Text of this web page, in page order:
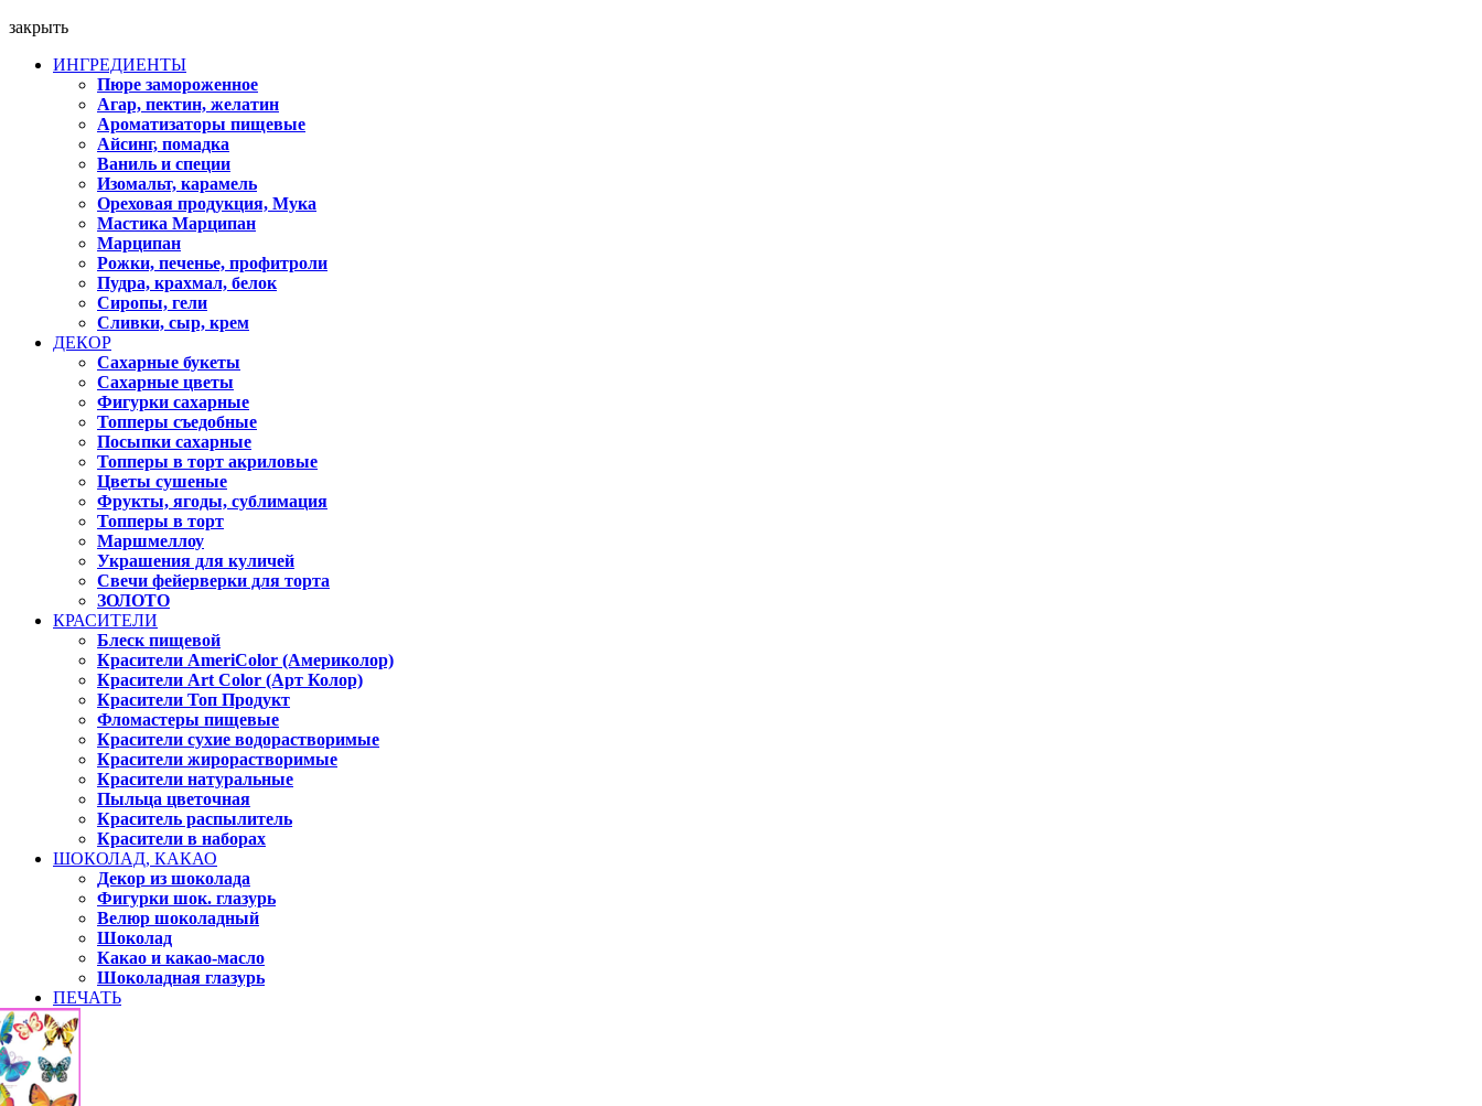
закрыть
ИНГРЕДИЕНТЫ
Пюре замороженное
Агар, пектин, желатин
Ароматизаторы пищевые
Айсинг, помадка
Ваниль и специи
Изомальт, карамель
Ореховая продукция, Мука
Мастика Марципан
Марципан
Рожки, печенье, профитроли
Пудра, крахмал, белок
Сиропы, гели
Сливки, сыр, крем
ДЕКОР
Сахарные букеты
Сахарные цветы
Фигурки сахарные
Топперы съедобные
Посыпки сахарные
Топперы в торт акриловые
Цветы сушеные
Фрукты, ягоды, сублимация
Топперы в торт
Маршмеллоу
Украшения для куличей
Свечи фейерверки для торта
ЗОЛОТО
КРАСИТЕЛИ
Блеск пищевой
Красители AmeriColor (Америколор)
Красители Art Color (Арт Колор)
Красители Топ Продукт
Фломастеры пищевые
Красители сухие водорастворимые
Красители жирорастворимые
Красители натуральные
Пыльца цветочная
Краситель распылитель
Красители в наборах
ШОКОЛАД, КАКАО
Декор из шоколада
Фигурки шок. глазурь
Велюр шоколадный
Шоколад
Какао и какао-масло
Шоколадная глазурь
ПЕЧАТЬ